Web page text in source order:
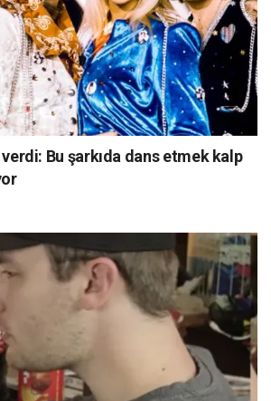
Bu şarkıda dans etmek kalp